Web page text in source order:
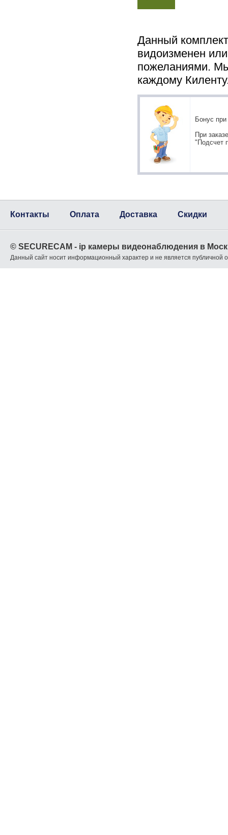
Данный
видоизменен
пожеланиями.
каждому
Бонус
При
"Подсчет
Контакты Оплата Доставка Скидки
© SECURECAM - ip камеры видеонаблюдения в
Данный сайт носит информационный характер и не является публичной